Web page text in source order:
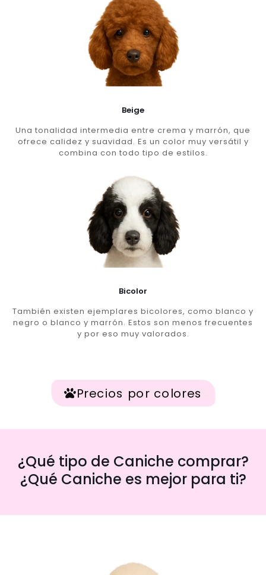
Beige
Una tonalidad intermedia entre crema y marrón, que
ofrece calidez y suavidad. Es un color muy versátil y
combina con todo tipo de estilos.
Bicolor
También existen ejemplares bicolores, como blanco y
negro o blanco y marrón. Estos son menos frecuentes
y por eso muy valorados.
Precios por colores
¿Qué tipo de Caniche comprar?
¿Qué Caniche es mejor para ti?